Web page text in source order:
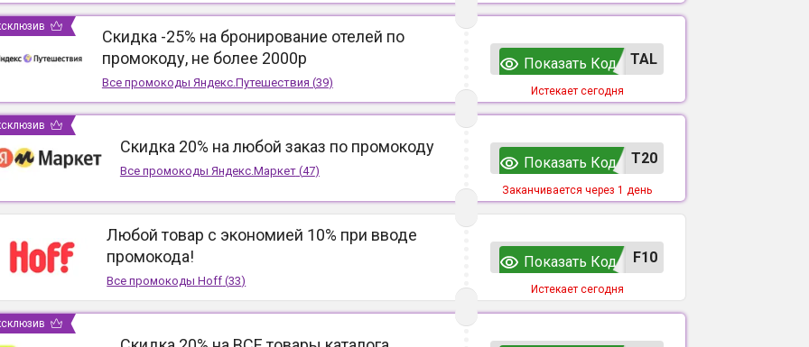
Скидка -25% на бронирование отелей по
промокоду, не более 2000р
Все промокоды Яндекс.Путешествия (39)
TAL
Показать Код
Истекает сегодня
Скидка 20% на любой заказ по промокоду
Все промокоды Яндекс.Маркет(47)
T20
Показать Код
Заканчивается через 1 день
Любой товар с экономией 10% при вводе
промокода!
Все промокодыHoff (33)
F10
Показать Код
Истекает сегодня